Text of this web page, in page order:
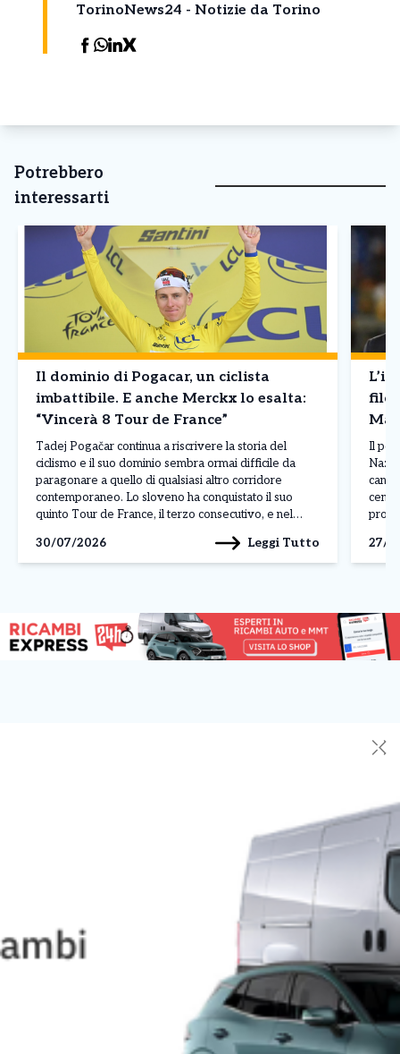
TorinoNews24 - Notizie da Torino
Potrebbero
interessarti
Il dominio di Pogacar, un ciclista
imbattibile. E anche Merckx lo esalta:
“Vincerà 8 Tour de France”
Tadej Pogačar continua a riscrivere la storia del
ciclismo e il suo dominio sembra ormai difficile da
paragonare a quello di qualsiasi altro corridore
contemporaneo. Lo sloveno ha conquistato il suo
quinto Tour de France, il terzo consecutivo, e nel
dimostrando una superiorità evidente per qualità,
continuità […]
30/07/2026 Leggi Tutto
filo
Il
27/
✕